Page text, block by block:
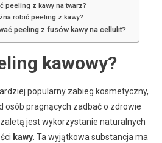
peeling z kawy na twarz?
robić peeling z kawy?
peeling z fusów kawy na cellulit?
kawowy?
popularny zabieg kosmetyczny,
osób pragnących zadbać o zdrowie
jest wykorzystanie naturalnych
kawy. Ta wyjątkowa substancja ma